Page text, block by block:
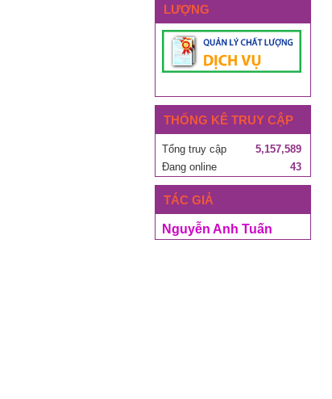
LƯỢNG
THỐNG KÊ TRUY CẬP
Tổng truy cập
5,157,589
Đang online
43
TÁC GIẢ
Nguyễn Anh Tuấn